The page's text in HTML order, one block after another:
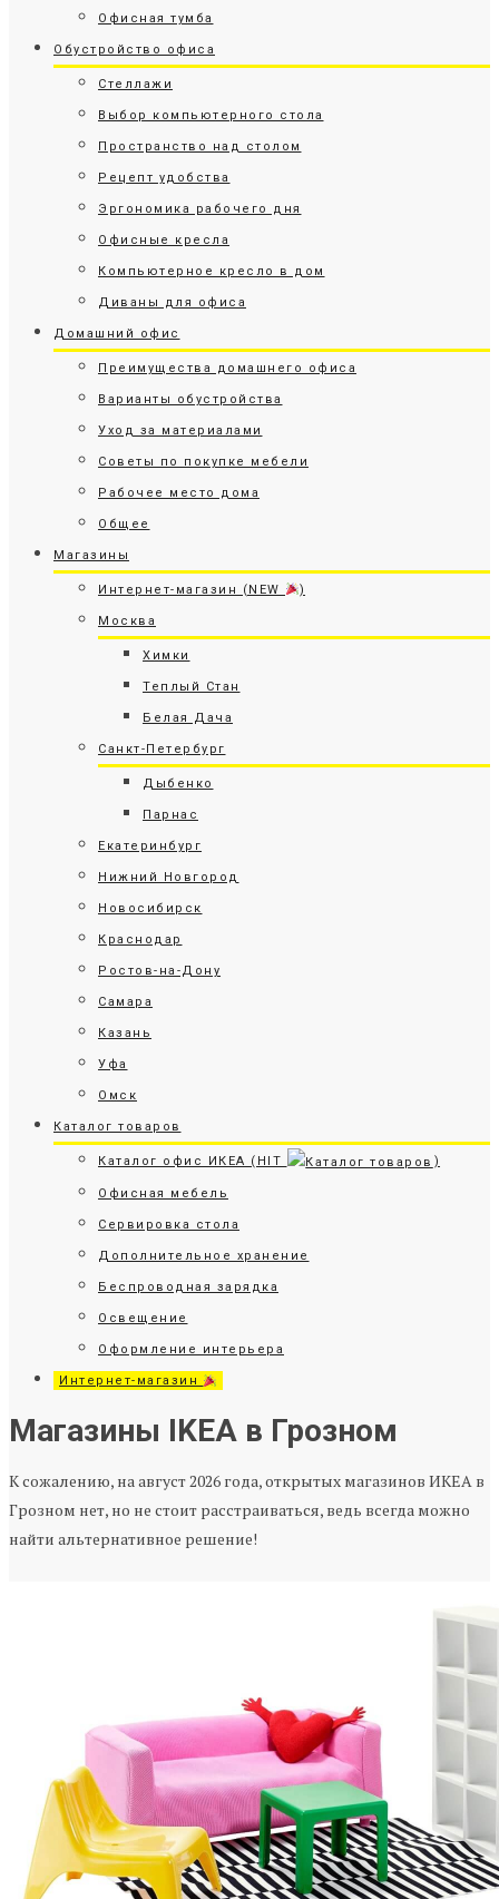
Офисная тумба
Обустройство офиса
Стеллажи
Выбор компьютерного стола
Пространство над столом
Рецепт удобства
Эргономика рабочего дня
Офисные кресла
Компьютерное кресло в дом
Диваны для офиса
Домашний офис
Преимущества домашнего офиса
Варианты обустройства
Уход за материалами
Советы по покупке мебели
Рабочее место дома
Общее
Магазины
Интернет-магазин (NEW )
Москва
Химки
Теплый Стан
Белая Дача
Санкт-Петербург
Дыбенко
Парнас
Екатеринбург
Нижний Новгород
Новосибирск
Краснодар
Ростов-на-Дону
Самара
Казань
Уфа
Омск
Каталог товаров
Каталог офис ИКЕА (HIT )
Офисная мебель
Сервировка стола
Дополнительное хранение
Беспроводная зарядка
Освещение
Оформление интерьера
Интернет-магазин
Магазины IKEA в Грозном
К сожалению, на август 2026 года, открытых магазинов ИКЕА в
Грозном нет, но не стоит расстраиваться, ведь всегда можно
найти альтернативное решение!